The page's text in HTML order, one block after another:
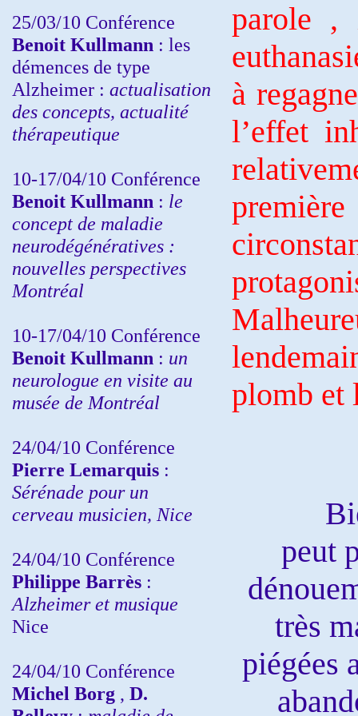
25/03/10 Conférence
Benoit Kullmann : les
démences de type
Alzheimer : actualisation
des concepts, actualité
thérapeutique
10-17/04/10 Conférence
Benoit Kullmann : le
concept de maladie
neurodégénératives :
nouvelles perspectives
Montréal
10-17/04/10 Conférence
Benoit Kullmann : un
neurologue en visite au
musée de Montréal
24/04/10 Conférence
Pierre Lemarquis :
Sérénade pour un
cerveau musicien, Nice
24/04/10 Conférence
Philippe Barrès :
Alzheimer et musique
Nice
24/04/10 Conférence
Michel Borg , D.
parole ,
à
l’effet
plomb et
Bien
peut
très
piégées